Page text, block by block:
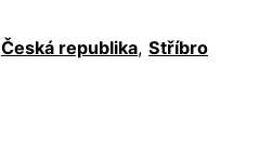
Česká republika, Stříbro